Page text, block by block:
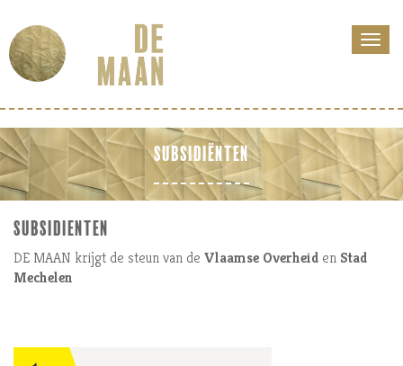
SUBSIDIËNTEN
SUBSIDIENTEN
DE MAAN krijgt de steun van de Vlaamse Overheid en Stad
Mechelen